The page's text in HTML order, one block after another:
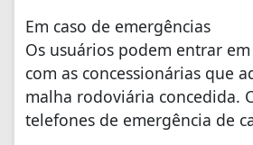
Em caso de emergências
Os usuários podem entrar
com as concessionárias que
malha rodoviária concedida.
telefones de emergência de